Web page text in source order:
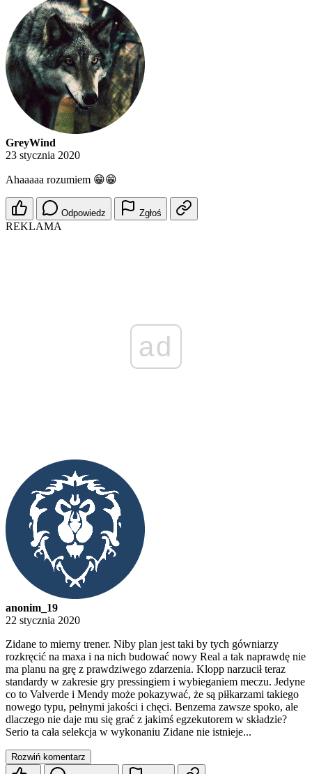
GreyWind
23 stycznia 2020
Ahaaaaa rozumiem 😁😁
Odpowiedz Zgłoś
REKLAMA
ad
anonim_19
22 stycznia 2020
Zidane to mierny trener. Niby plan jest taki by tych gówniarzy
rozkręcić na maxa i na nich budować nowy Real a tak naprawdę nie
ma planu na grę z prawdziwego zdarzenia. Klopp narzucił teraz
standardy w zakresie gry pressingiem i wybieganiem meczu. Jedyne
co to Valverde i Mendy może pokazywać, że są piłkarzami takiego
nowego typu, pełnymi jakości i chęci. Benzema zawsze spoko, ale
dlaczego nie daje mu się grać z jakimś egzekutorem w składzie?
Serio ta cała selekcja w wykonaniu Zidane nie istnieje...
Rozwiń komentarz